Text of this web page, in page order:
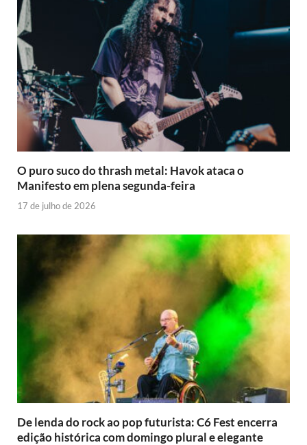
O puro suco do thrash metal: Havok ataca o
Manifesto em plena segunda-feira
17 de julho de 2026
De lenda do rock ao pop futurista: C6 Fest encerra
edição histórica com domingo plural e elegante